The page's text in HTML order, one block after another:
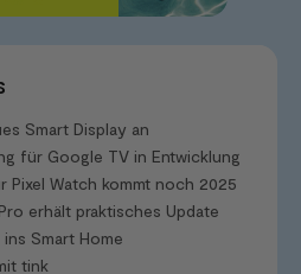
Smart Display an
für Google TV in Entwicklung
Pixel Watch kommt noch 2025
erhält praktisches Update
ins Smart Home
tink